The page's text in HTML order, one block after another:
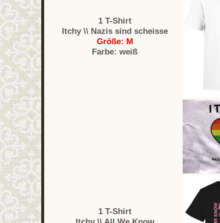
1 T-Shirt
Itchy \\ Nazis sind scheisse
Größe: M
Farbe: weiß
1 T-Shirt